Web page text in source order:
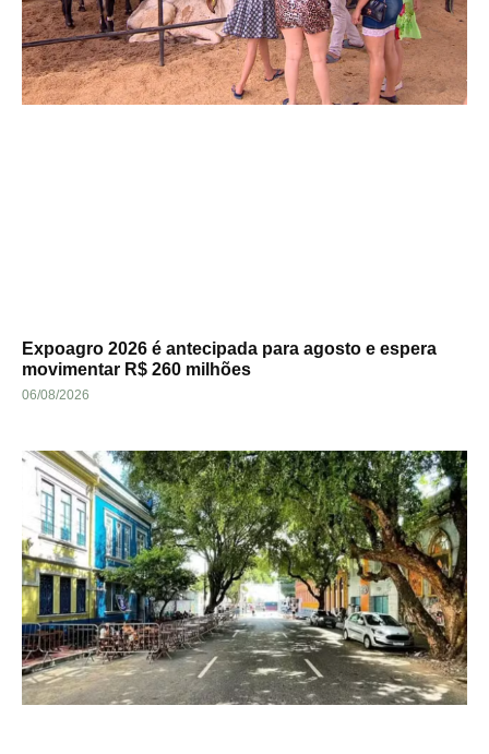
Expoagro 2026 é antecipada para agosto e espera
movimentar R$ 260 milhões
06/08/2026